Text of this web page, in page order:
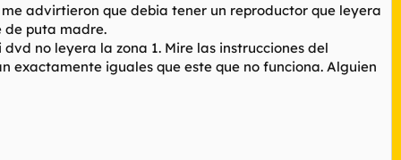
advirtieron que debia tener un reproductor que leyera
de puta madre.
no leyera la zona 1. Mire las instrucciones del
exactamente iguales que este que no funciona. Alguien